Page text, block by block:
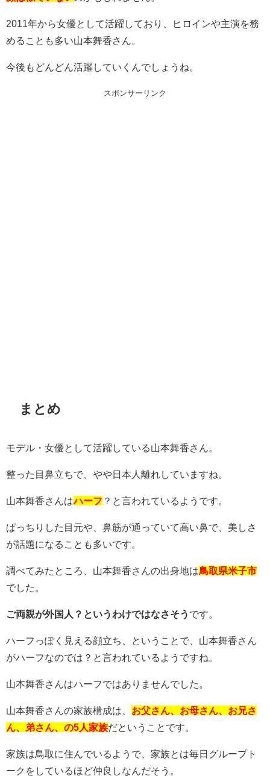
2011年から女優として活躍しており、ヒロインや主演を務
めることも多い山本舞香さん。
今後もどんどん活躍していくんでしょうね。
スポンサーリンク
まとめ
モデル・女優として活躍している山本舞香さん。
整った目鼻立ちで、やや日本人離れしていますね。
山本舞香さんはハーフ ？と言われているようです。
ぱっちりした目元や、鼻筋が通っていて高い鼻で、美しさ
が話題になることも多いです。
調べてみたところ、山本舞香さんの出身地は鳥取県米子市
でした。
ご両親が外国人？というわけではなさそう です。
ハーフっぽく見える顔立ち、ということで、山本舞香さん
がハーフなのでは？と言われているようですね。
山本舞香さんはハーフではありませんでした。
山本舞香さんの家族構成は、 お父さん、お母さん、お兄さ
ん、弟さん、の5人家族だということです。
家族は鳥取に住んでいるようで、家族とは毎日グループト
ークをしているほど仲良しなんだそう。